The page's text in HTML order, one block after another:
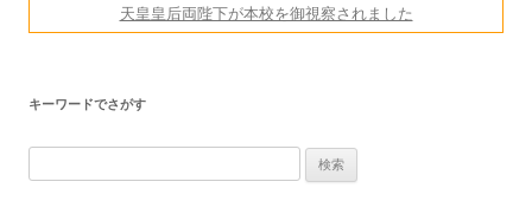
天皇皇后両陛下が本校を御視察されました
キーワードでさがす
索: